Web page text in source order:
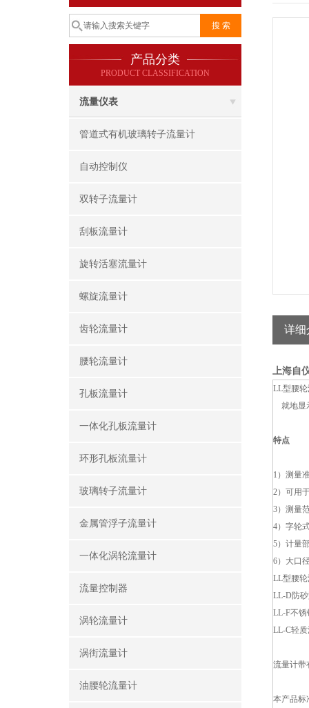
产品分类
PRODUCT CLASSIFICATION
流量仪表
管道式有机玻璃转子流量计
自动控制仪
双转子流量计
刮板流量计
旋转活塞流量计
螺旋流量计
齿轮流量计
腰轮流量计
孔板流量计
一体化孔板流量计
环形孔板流量计
玻璃转子流量计
金属管浮子流量计
一体化涡轮流量计
流量控制器
涡轮流量计
涡街流量计
油腰轮流量计
详细
上海自
LL型腰
就地显
特点
1）测量
2）可用
3）测量
4）字轮
5）计量
6）大口
LL型腰
LL-D防
LL-F不锈
LL-C轻
流量计带
本产品标